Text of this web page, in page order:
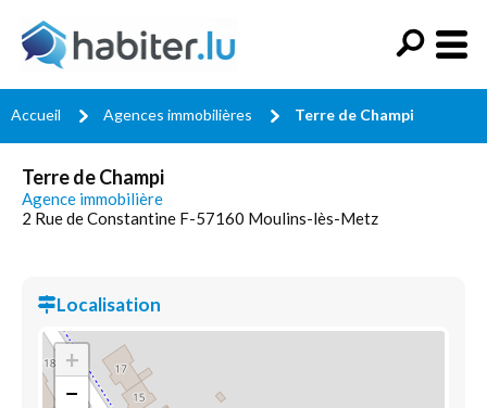
Accueil Agences immobilières Terre de Champi
Terre de Champi
Agence immobilière
2 Rue de Constantine F-57160 Moulins-lès-Metz
Localisation
+
−